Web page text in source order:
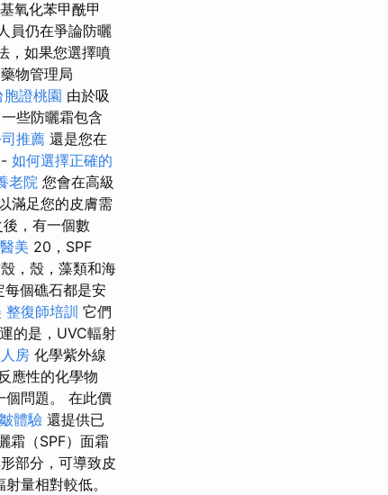
氧化苯甲酰甲
員仍在爭論防曬
，如果您選擇噴
物管理局
胞證桃園 由於吸
些防曬霜包含
推薦 還是您在
- 如何選擇正確的
老院 您會在高級
滿足您的皮膚需
，有一個數
美 20，SPF
，殼，藻類和海
每個礁石都是安
整復師培訓 它們
的是，UVC輻射
房 化學紫外線
應性的化學物
個問題。 在此價
體驗 還提供已
霜（SPF）面霜
部分，可導致皮
量相對較低。